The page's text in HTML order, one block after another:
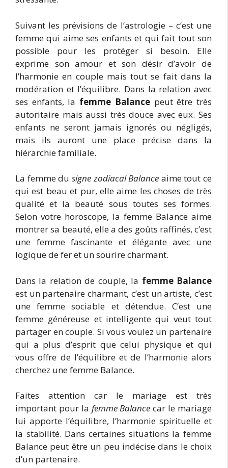
Suivant les prévisions de l’astrologie – c’est une
femme qui aime ses enfants et qui fait tout son
possible pour les protéger si besoin. Elle
exprime son amour et son désir d’avoir de
l’harmonie en couple mais tout se fait dans la
modération et l’équilibre. Dans la relation avec
ses enfants, la femme Balancepeut être très
autoritaire mais aussi très douce avec eux. Ses
enfants ne seront jamais ignorés ou négligés,
mais ils auront une place précise dans la
hiérarchie familiale.
La femme du signe zodiacal Balance aime tout ce
qui est beau et pur, elle aime les choses de très
qualité et la beauté sous toutes ses formes.
Selon votre horoscope, la femme Balance aime
montrer sa beauté, elle a des goûts raffinés, c’est
une femme fascinante et élégante avec une
logique de fer et un sourire charmant.
Dans la relation de couple, la femme Balance
est un partenaire charmant, c’est un artiste, c’est
une femme sociable et détendue. C’est une
femme généreuse et intelligente qui veut tout
partager en couple. Si vous voulez un partenaire
qui a plus d’esprit que celui physique et qui
vous offre de l’équilibre et de l’harmonie alors
cherchez une femme Balance.
Faites attention car le mariage est très
important pour la femme Balance car le mariage
lui apporte l’équilibre, l’harmonie spirituelle et
la stabilité. Dans certaines situations la femme
Balance peut être un peu indécise dans le choix
d’un partenaire.